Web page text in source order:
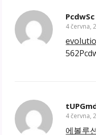
PcdwSc
4 června,
4 června,
에볼루